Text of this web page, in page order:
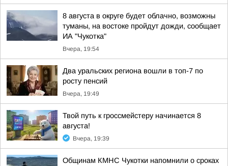
8 августа в округе будет облачно, возможны
туманы, на востоке пройдут дожди, сообщает
ИА "Чукотка"
Вчера, 19:54
Два уральских региона вошли в топ-7 по
росту пенсий
Вчера, 19:49
Твой путь к гроссмейстеру начинается 8
августа!
Вчера, 19:39
Общинам КМНС Чукотки напомнили о сроках